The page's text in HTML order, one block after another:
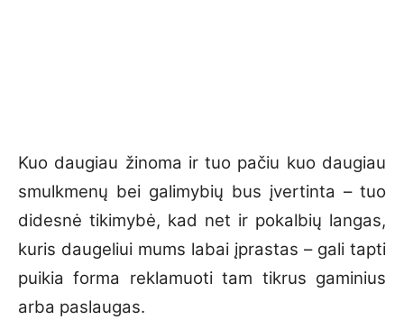
Kuo daugiau žinoma ir tuo pačiu kuo daugiau
smulkmenų bei galimybių bus įvertinta – tuo
didesnė tikimybė, kad net ir pokalbių langas,
kuris daugeliui mums labai įprastas – gali tapti
puikia forma reklamuoti tam tikrus gaminius
arba paslaugas.